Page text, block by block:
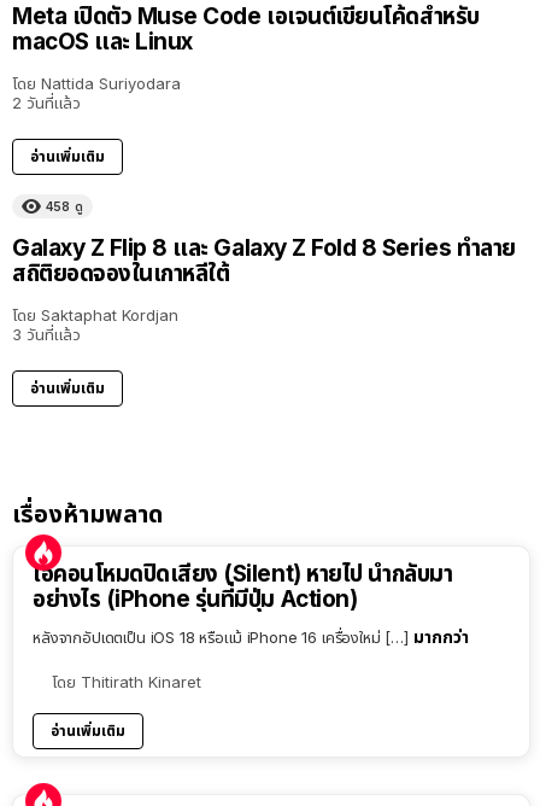
Meta เปิดตัว Muse Code เอเจนต์เขียนโค้ดสำหรับ
macOS และ Linux
โดย Nattida Suriyodara
2 วันที่แล้ว
อ่านเพิ่มเติม
458 ดู
Galaxy Z Flip 8 และ Galaxy Z Fold 8 Series ทำลาย
สถิติยอดจองในเกาหลีใต้
โดย Saktaphat Kordjan
3 วันที่แล้ว
อ่านเพิ่มเติม
เรื่องห้ามพลาด
ไอคอนโหมดปิดเสียง (Silent) หายไป นำกลับมา
อย่างไร (iPhone รุ่นที่มีปุ่ม Action)
หลังจากอัปเดตเป็น iOS 18 หรือแม้ iPhone 16 เครื่องใหม่ […] มากกว่า
โดย Thitirath Kinaret
อ่านเพิ่มเติม